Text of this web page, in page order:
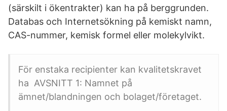
(särskilt i ökentrakter) kan ha på berggrunden.
Databas och Internetsökning på kemiskt namn,
CAS-nummer, kemisk formel eller molekylvikt.
För enstaka recipienter kan kvalitetskravet
ha AVSNITT 1: Namnet på
ämnet/blandningen och bolaget/företaget.